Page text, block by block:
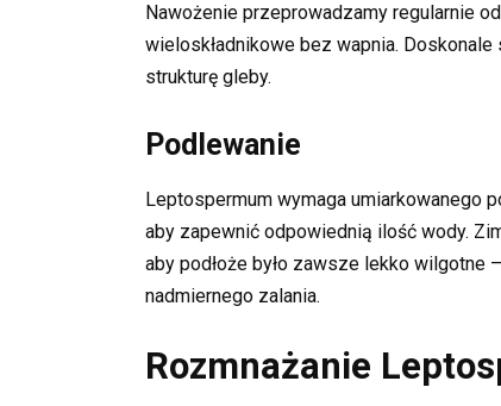
Nawożenie przeprowadzamy regularnie
wieloskładnikowe bez wapnia.
strukturę gleby.
Podlewanie
Leptospermum wymaga umiarkowanego
aby zapewnić odpowiednią ilość wody.
aby podłoże było zawsze lekko wilgotne
nadmiernego zalania.
Rozmnażanie